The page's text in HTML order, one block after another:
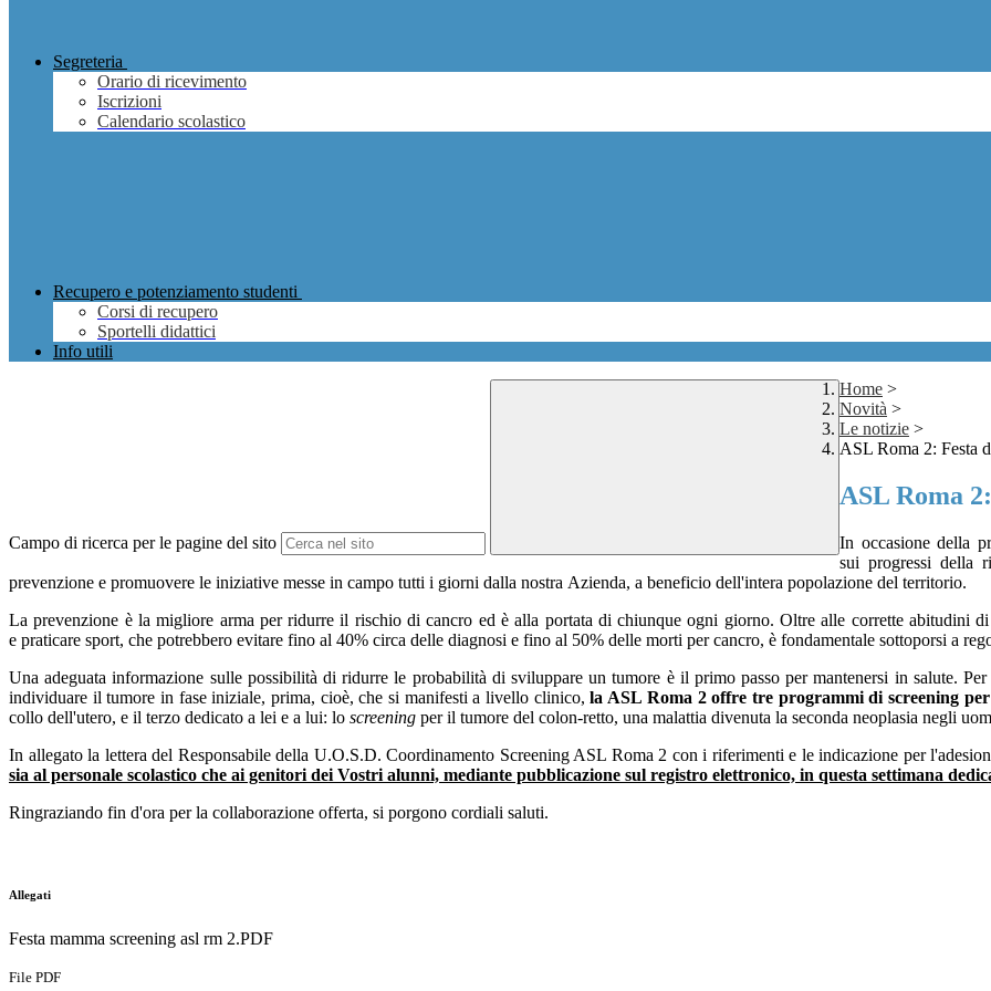
Segreteria
Orario di ricevimento
Iscrizioni
Calendario scolastico
Recupero e potenziamento studenti
Corsi di recupero
Sportelli didattici
Info utili
Campo di ricerca per le pagine del sito
Home >
Novità >
Le notizie >
ASL Roma 2: Festa
ASL Roma
In occasione della
sui progressi della
prevenzione e promuovere le iniziative messe in campo tutti i giorni dalla nostra Azienda, a beneficio dell'intera popolazione del territorio.
La prevenzione è la migliore arma per ridurre il rischio di cancro ed è alla portata di chiunque ogni giorno. Oltre alle corrette abitudini
e praticare sport, che potrebbero evitare fino al 40% circa delle diagnosi e fino al 50% delle morti per cancro, è fondamentale sottoporsi a
Una adeguata informazione sulle possibilità di ridurre le probabilità di sviluppare un tumore è il primo passo per mantenersi in salute.
individuare il tumore in fase iniziale, prima, cioè, che si manifesti a livello clinico,la ASL Roma 2 offre tre programmi di screeningper
collo dell'utero, e il terzo dedicato a lei e a lui: lo screening per il tumore del colon-retto, una malattia divenuta la seconda neoplasia negli
In allegato la lettera del Responsabile della U.O.S.D. Coordinamento Screening ASL Roma 2 con i riferimenti e le indicazione per
sia al personale scolastico che ai genitori dei Vostri alunni, mediante pubblicazione sul registro elettronico, in questa settimana
Ringraziando fin d'ora per la collaborazione offerta, si porgono cordiali saluti.
Allegati
Festa mamma screening asl rm 2.PDF
File PDF